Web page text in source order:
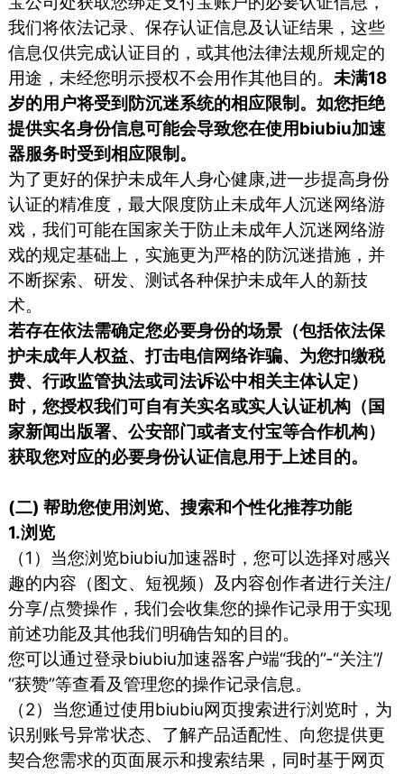
我们将依法记录、保存认证信息及认证结果，这些
信息仅供完成认证目的，或其他法律法规所规定的
用途，未经您明示授权不会用作其他目的。未满18
岁的用户将受到防沉迷系统的相应限制。如您拒绝
提供实名身份信息可能会导致您在使用biubiu加速
器服务时受到相应限制。
为了更好的保护未成年人身心健康,进一步提高身份
认证的精准度，最大限度防止未成年人沉迷网络游
戏，我们可能在国家关于防止未成年人沉迷网络游
戏的规定基础上，实施更为严格的防沉迷措施，并
不断探索、研发、测试各种保护未成年人的新技
术。
若存在依法需确定您必要身份的场景（包括依法保
护未成年人权益、打击电信网络诈骗、为您扣缴税
费、行政监管执法或司法诉讼中相关主体认定）
时，您授权我们可自有关实名或实人认证机构（国
家新闻出版署、公安部门或者支付宝等合作机构）
获取您对应的必要身份认证信息用于上述目的。
(二) 帮助您使用浏览、搜索和个性化推荐功能
1.浏览
（1）当您浏览biubiu加速器时，您可以选择对感兴
趣的内容（图文、短视频）及内容创作者进行关注/
分享/点赞操作，我们会收集您的操作记录用于实现
前述功能及其他我们明确告知的目的。
您可以通过登录biubiu加速器客户端“我的”-“关注”/
“获赞”等查看及管理您的操作记录信息。
（2）当您通过使用biubiu网页搜索进行浏览时，为
识别账号异常状态、了解产品适配性、向您提供更
契合您需求的页面展示和搜索结果，同时基于网页